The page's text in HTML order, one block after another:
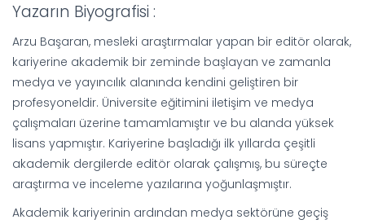
Yazarın Biyografisi :
Arzu Başaran, mesleki araştırmalar yapan bir editör olarak,
kariyerine akademik bir zeminde başlayan ve zamanla
medya ve yayıncılık alanında kendini geliştiren bir
profesyoneldir. Üniversite eğitimini iletişim ve medya
çalışmaları üzerine tamamlamıştır ve bu alanda yüksek
lisans yapmıştır. Kariyerine başladığı ilk yıllarda çeşitli
akademik dergilerde editör olarak çalışmış, bu süreçte
araştırma ve inceleme yazılarına yoğunlaşmıştır.
Akademik kariyerinin ardından medya sektörüne geçiş